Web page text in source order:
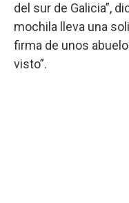
del sur de Galicia”,
mochila lleva una
firma de unos
visto”.